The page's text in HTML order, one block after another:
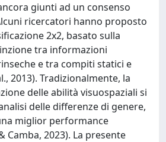
giunti ad un consenso
ricercatori hanno proposto
2x2, basato sulla
tra informazioni
e tra compiti statici e
2013). Tradizionalmente, la
delle abilità visuospaziali si
delle differenze di genere,
miglior performance
Camba, 2023). La presente